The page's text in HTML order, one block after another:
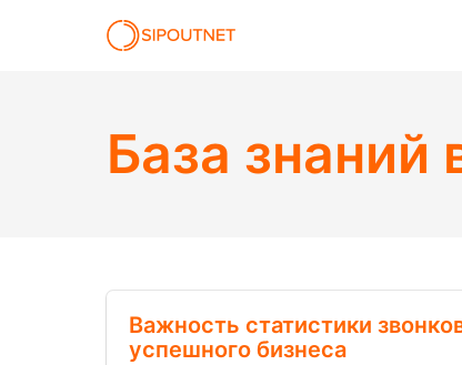
База знаний
Важность статистики
успешного бизнеса